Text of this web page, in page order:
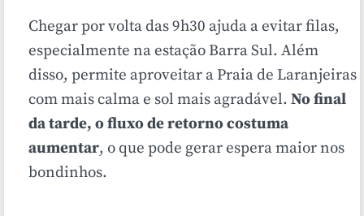
Chegar por volta das 9h30 ajuda a evitar filas,
especialmente na estação Barra Sul. Além
disso, permite aproveitar a Praia de Laranjeiras
com mais calma e sol mais agradável. No final
da tarde, o fluxo de retorno costuma
aumentar, o que pode gerar espera maior nos
bondinhos.